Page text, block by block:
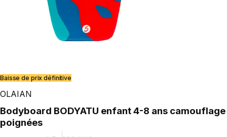
Baisse de prix définitive
OLAIAN
Bodyboard BODYATU enfant 4-8 ans camouflage
poignées